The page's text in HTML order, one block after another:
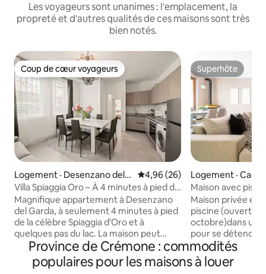
Les voyageurs sont unanimes : l'emplacement, la
propreté et d'autres qualités de ces maisons sont très
bien notés.
Coup de cœur voyageurs
Coup de cœur voyageurs
Logement · Desenzano del
Garda
Note moyenne de 4,96 sur 5,
4,96 (26)
Villa Spiaggia Oro – À 4 minutes à pied de
la plage
Magnifique appartement à Desenzano
del Garda, à seulement 4 minutes à pied
de la célèbre Spiaggia d'Oro et à
quelques pas du lac. La maison peut
accueillir jusqu'à 8 personnes et se
compose de 3 élégantes chambres
doubles et d'un salon avec un canapé-lit
Superhôte
Superhôte
Logement ·
Maison avec
endroit
Maison privée et
piscine (ouverte
octobre)dans un
pour se détendre
l'Italie. très
Franciacorta et
<b>MONTE
Province de Crémone : commodités
populaires pour les maisons à louer